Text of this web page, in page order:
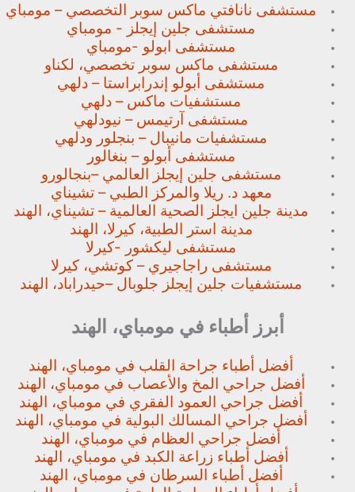
مستشفى نانافتي ماكس سوبر التخصصي – مومباي
مستشفى جلين إيجلز - مومباي
مستشفى ابولو -مومباي
مستشفى ماكس سوبر تخصصي، لكناو
مستشفى أبولو إندرابراستا – دلهي
مستشفيات ماكس – دلهي
مستشفى آرتيمس – نيودلهي
مستشفيات مانيبال – بنجلور ودلهي
مستشفى أبولو – بنغالور
مستشفى جلين إيجلز العالمي –بنجالورو
معهد د. ريلا والمركز الطبي – تشيناي
مدينة جلين ايجلز الصحية العالمية – تشيناي، الهند
مدينة استر الطبية، كيرلا، الهند
مستشفى ليكشور -كيرلا
مستشفى راجاجيري – كوتشي، كيرلا
مستشفيات جلين إيجلز جلوبال –حيدراباد، الهند
أبرز أطباء في مومباي، الهند
أفضل أطباء جراحة القلب في مومباي، الهند
أفضل جراحي المخ والأعصاب في مومباي، الهند
أفضل جراحي العمود الفقري في مومباي، الهند
أفضل جراحي المسالك البولية في مومباي، الهند
أفضل جراحي العظام في مومباي، الهند
أفضل أطباء زراعة الكبد في مومباي، الهند
أفضل أطباء السرطان في مومباي، الهند